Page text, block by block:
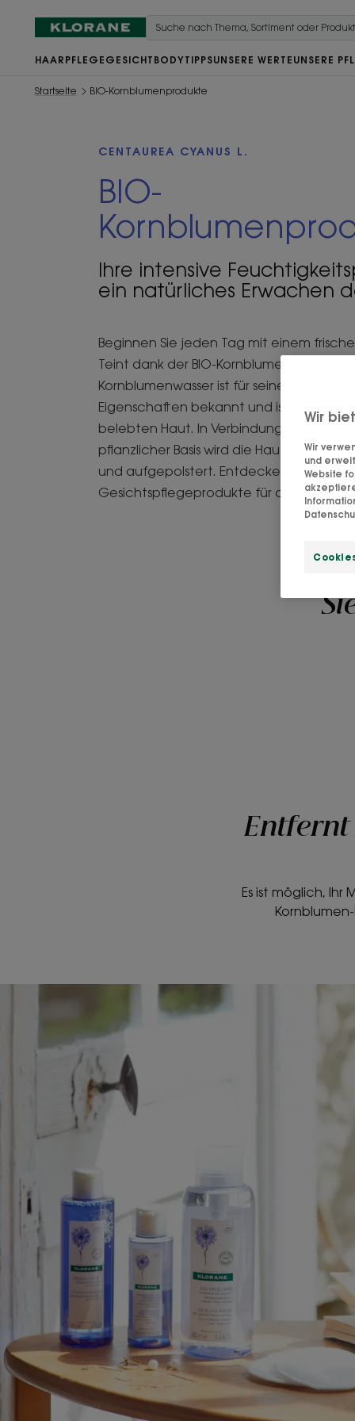
HAARPFLEGE GESICHT BODYTIPPSUNSERE WERTE UNSERE
Startseite BIO-Kornblumenprodukte
CENTAUREA CYANUS L.
BIO-
Ihre intensive
ein natürliches Erwachen
Beginnen Sie jeden Tag mit einem
Teint dank der BIO-Kornblumenprodukte
Kornblumenwasser ist für seine
Eigenschaften bekannt und ist der
belebten Haut. In Verbindung mit
pflanzlicher Basis wird die Haut mit
und aufgepolstert. Entdecken Sie unsere
Gesichtspflegeprodukte für alle
Entfernt
Es ist möglich,
Wir
Wir
und
Website